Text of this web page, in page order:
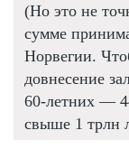
(Но это не
сумме
Норвегии.
довнесение
60-летних —
свыше 1 трлн